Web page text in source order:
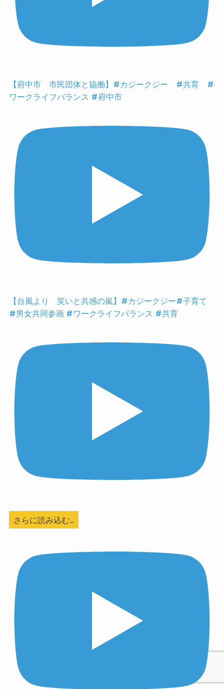
【府中市 市民団体と協働】#カジークジー #共育 #
ワークライフバランス #府中市
【台風より 笑いと共感の嵐】#カジークジー#子育て
#男女共同参画 #ワークライフバランス #共育
さらに読み込む...